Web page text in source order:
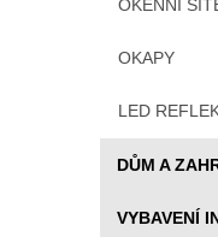
OKENNÍ
OKAPY
LED
DŮM A
VYBAVENÍ